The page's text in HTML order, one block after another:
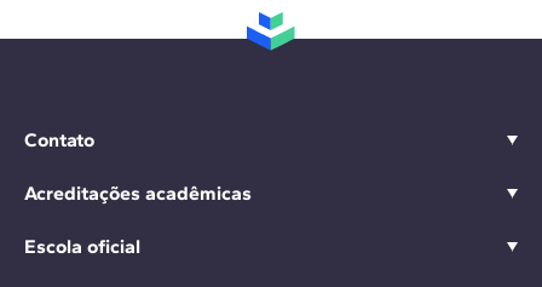
Contato
Acreditações acadêmicas
Escola oficial